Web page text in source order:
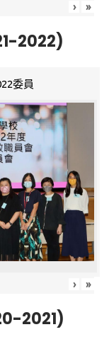
› »
2022)
委員
› »
2021)